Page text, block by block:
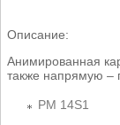
Описание:
Анимированная
также напрямую –
PM 14S1